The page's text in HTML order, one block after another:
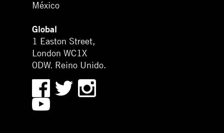
México
Global
1 Easton Street,
London WC1X
0DW. Reino Unido.